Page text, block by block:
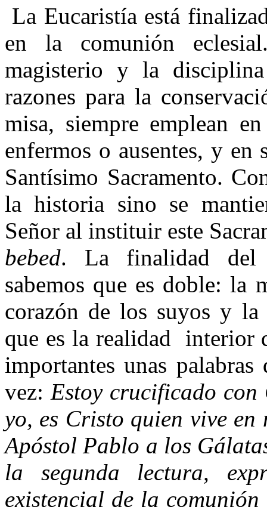
La Eucaristía está
en la comunión
magisterio y la
razones para la
misa, siempre emplean
enfermos o ausentes, y
Santísimo Sacramento.
la historia sino se
Señor al instituir este
bebed. La finalidad del
sabemos que es doble: la
corazón de los suyos y
que es la realidad
interior
importantes unas
vez:Estoy crucificado
yo, es Cristo quien vive
Apóstol Pablo a los
la segunda lectura,
existencial de la